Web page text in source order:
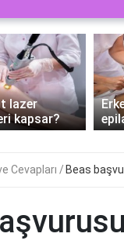
lazer
Cevapları Beas